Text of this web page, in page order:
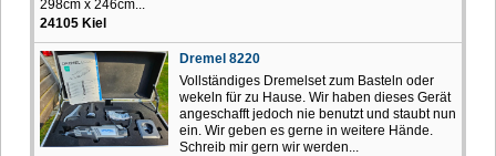
298cm x 246cm...
24105 Kiel
Dremel 8220
Vollständiges Dremelset zum Basteln oder
wekeln für zu Hause. Wir haben dieses Gerät
angeschafft jedoch nie benutzt und staubt nun
ein. Wir geben es gerne in weitere Hände.
Schreib mir gern wir werden...